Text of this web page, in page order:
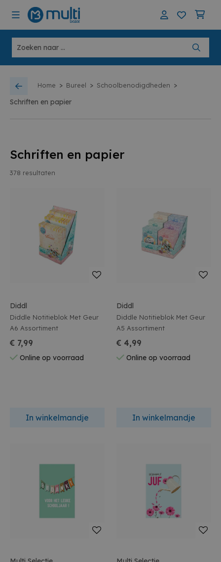
Home > Bureel > Schoolbenodigdheden >
Schriften en papier
Schriften en papier
378 resultaten
Diddl
Diddle Notitieblok Met Geur
A6 Assortiment
€ 7,99
Online op voorraad
In winkelmandje
Diddl
Diddle Notitieblok Met Geur
A5 Assortiment
€ 4,99
Online op voorraad
In winkelmandje